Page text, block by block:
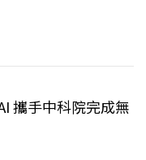
攜手中科院完成無